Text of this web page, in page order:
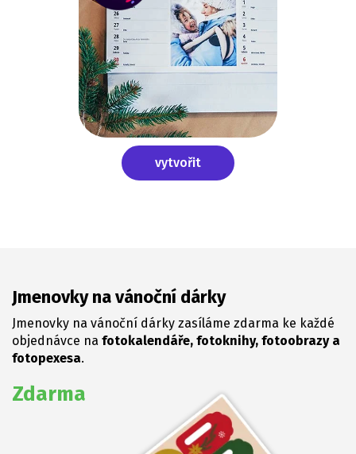
vytvořit
Jmenovky na vánoční dárky
Jmenovky na vánoční dárky zasíláme zdarma ke každé
objednávce na fotokalendáře, fotoknihy, fotoobrazy a
fotopexesa.
Zdarma